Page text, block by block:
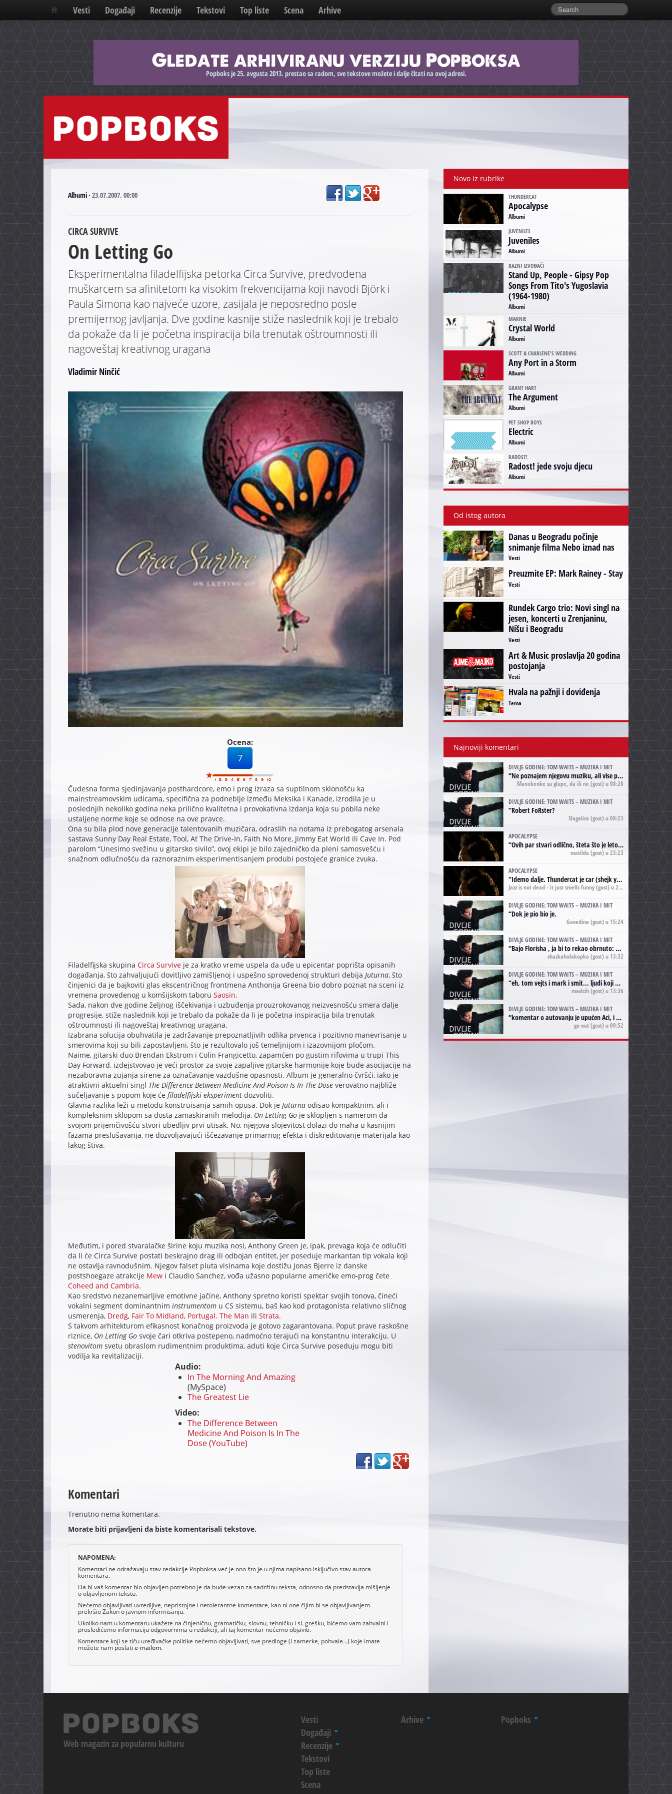
Vesti Događaji Recenzije Tekstovi Top liste Scena Arhive
Albumi· 23.07.2007. 00:00
CIRCA SURVIVE
On Letting Go
Eksperimentalna filadelfijska petorka Circa Survive, predvođena
muškarcem sa afinitetom ka visokim frekvencijama koji navodi Björk i
Paula Simona kao najveće uzore, zasijala je neposredno posle
premijernog javljanja. Dve godine kasnije stiže naslednik koji je trebalo
da pokaže da li je početna inspiracija bila trenutak oštroumnosti ili
nagoveštaj kreativnog uragana
Vladimir Ninčić
Ocena:
7
Čudesna forma sjedinjavanja posthardcore, emo i prog izraza sa suptilnom sklonošću ka
mainstreamovskim udicama, specifična za podneblje između Meksika i Kanade, izrodila je u
poslednjih nekoliko godina neka prilično kvalitetna i provokativna izdanja koja su pobila neke
ustaljene norme koje se odnose na ove pravce.
Ona su bila plod nove generacije talentovanih muzičara, odraslih na notama iz prebogatog arsenala
sastava Sunny Day Real Estate, Tool, At The Drive-In, Faith No More, Jimmy Eat World ili Cave In. Pod
parolom “Unesimo svežinu u gitarsko sivilo”, ovoj ekipi je bilo zajedničko da pleni samosvešću i
snažnom odlučnošću da raznoraznim eksperimentisanjem produbi postojeće granice zvuka.
Filadelfijska skupina Circa Surviveje za kratko vreme uspela da uđe u epicentar poprišta opisanih
događanja, što zahvaljujući dovitljivo zamišljenoj i uspešno sprovedenoj strukturi debija Juturna, što
činjenici da je bajkoviti glas ekscentričnog frontmena Anthonija Greena bio dobro poznat na sceni iz
vremena provedenog u komšijskom taboru Saosin.
Sada, nakon dve godine željnog iščekivanja i uzbuđenja prouzrokovanog neizvesnošću smera dalje
progresije, stiže naslednik koji je trebalo da pokaže da li je početna inspiracija bila trenutak
oštroumnosti ili nagoveštaj kreativnog uragana.
Izabrana solucija obuhvatila je zadržavanje prepoznatljivih odlika prvenca i pozitivno manevrisanje u
smerovima koji su bili zapostavljeni, što je rezultovalo još temeljnijom i izazovnijom pločom.
Naime, gitarski duo Brendan Ekstrom i Colin Frangicetto, zapamćen po gustim rifovima u trupi This
Day Forward, izdejstvovao je veći prostor za svoje zapaljive gitarske harmonije koje bude asocijacije na
nezaboravna zujanja sirene za označavanje vazdušne opasnosti. Album je generalno čvršći, iako je
atraktivni aktuelni singl The Difference Between Medicine And Poison Is In The Dose verovatno najbliže
sučeljavanje s popom koje će filadelfijski eksperimentdozvoliti.
Glavna razlika leži u metodu konstruisanja samih opusa. Dok je Juturnaodisao kompaktnim, ali i
kompleksnim sklopom sa dosta zamaskiranih melodija, On Letting Goje sklopljen s namerom da
svojom prijemčivošću stvori ubedljiv prvi utisak. No, njegova slojevitost dolazi do maha u kasnijim
fazama preslušavanja, ne dozvoljavajući iščezavanje primarnog efekta i diskreditovanje materijala kao
lakog štiva.
Međutim, i pored stvaralačke širine koju muzika nosi, Anthony Green je, ipak, prevaga koja će odlučiti
da li će Circa Survive postati beskrajno drag ili odbojan entitet, jer poseduje markantan tip vokala koji
ne ostavlja ravnodušnim. Njegov falset pluta visinama koje dostižu Jonas Bjerre iz danske
postshoegaze atrakcije Mewi Claudio Sanchez, vođa užasno popularne američke emo-prog čete
Coheed and Cambria.
Kao sredstvo nezanemarljive emotivne jačine, Anthony spretno koristi spektar svojih tonova, čineći
vokalni segment dominantnim instrumentomu CS sistemu, baš kao kod protagonista relativno sličnog
usmerenja, Dredg, Fair To Midland, Portugal. The Man ili Strata.
S takvom arhitekturom efikasnost konačnog proizvoda je gotovo zagarantovana. Poput prave raskošne
riznice, On Letting Gosvoje čari otkriva postepeno, nadmoćno terajući na konstantnu interakciju. U
stenovitomsvetu obraslom rudimentnim produktima, aduti koje Circa Survive poseduju mogu biti
vodilja ka revitalizaciji.
Audio:
In The Morning And Amazing
(MySpace)
The Greatest Lie
Video:
The Difference Between
Medicine And Poison Is In The
Dose (YouTube)
Komentari
Trenutno nema komentara.
Morate biti prijavljeni da biste komentarisali tekstove.
NAPOMENA:
Komentari ne odražavaju stav redakcije Popboksa već je ono što je u njima napisano isključivo stav autora
komentara.
Da bi vaš komentar bio objavljen potrebno je da bude vezan za sadržinu teksta, odnosno da predstavlja mišljenje
o objavljenom tekstu.
Nećemo objavljivati uvredljive, nepristojne i netolerantne komentare, kao ni one čijim bi se objavljivanjem
prekršio Zakon o javnom informisanju.
Ukoliko nam u komentaru ukažete na činjeničnu, gramatičku, slovnu, tehničku i sl. grešku, bićemo vam zahvalni i
prosledićemo informaciju odgovornima u redakciji, ali taj komentar nećemo objaviti.
Komentare koji se tiču uređivačke politike nećemo objavljivati, sve predloge (i zamerke, pohvale...) koje imate
možete nam poslati e-mailom.
Novo iz rubrike
THUNDERCAT
Apocalypse
Albumi
JUVENILES
Juveniles
Albumi
RAZNI IZVOĐAČI
Stand Up, People - Gipsy Pop
Songs From Tito's Yugoslavia
(1964-1980)
Albumi
MARNIE
Crystal World
Albumi
SCOTT & CHARLENE'S WEDDING
Any Port in a Storm
Albumi
GRANT HART
The Argument
Albumi
PET SHOP BOYS
Electric
Albumi
RADOST!
Radost! jede svoju djecu
Albumi
Od istog autora
Danas u Beogradu počinje
snimanje filma Nebo iznad nas
Vesti
Preuzmite EP: Mark Rainey - Stay
Vesti
Rundek Cargo trio: Novi singl na
jesen, koncerti u Zrenjaninu,
Nišu i Beogradu
Vesti
Art & Music proslavlja 20 godina
postojanja
Vesti
Hvala na pažnji i doviđenja
Tema
Najnoviji komentari
DIVLJE GODINE: TOM WAITS – MUZIKA I MIT
“Ne poznajem njegovu muziku, ali vise puta nego sto sam to zazeleo gledao sam njegove umjetnicke slike na raznim stranama interneta. Te stoga zakljucujem da je Tom Waits Lady Gaga muzike namrstenih, ma
Manekenke su glupe, da ili ne (gost) u 08:28
DIVLJE GODINE: TOM WAITS – MUZIKA I MIT
“Robert FoRster?
Slagalica (gost) u 08:23
APOCALYPSE
“Ovih par stvari odlično, šteta što je leto pri kraju, a kaput koji te vervoatno podseća na pirotski ćilim je iz tradicije Navaho indijanaca ;)
matilda (gost) u 23:23
APOCALYPSE
“Idemo dalje. Thundercat je car (shejk yerbuti )!
Jazz is not dead - it just smells funny(gost) u 20:11
DIVLJE GODINE: TOM WAITS – MUZIKA I MIT
“Dok je pio bio je.
Govedina (gost) u 15:24
DIVLJE GODINE: TOM WAITS – MUZIKA I MIT
“Bajo Florisha , ja bi to rekao obrnuto: Beefheart je za Waitsa, isto sto i Hendrix za Lenny Kravitza
shazkahulakopka (gost) u 13:32
DIVLJE GODINE: TOM WAITS – MUZIKA I MIT
“eh, tom vejts i mark i smit... ljudi koji bi muzici više doprineli da su radili kao vozači tramvaja u gsp-u.
maslcih(gost) u 13:36
DIVLJE GODINE: TOM WAITS – MUZIKA I MIT
“komentar o autovanju je upućen Aci, i odnosi se na ono drugo autovanje...'senzualnost Waitsa' ;)
go out(gost) u 09:52
Web magazin za popularnu kulturu
Vesti
Događaji
Recenzije
Tekstovi
Top liste
Scena
Arhive Popboks